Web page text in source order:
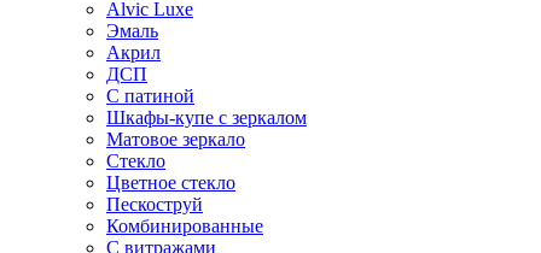
Alvic Luxe
Эмаль
Акрил
ДСП
С патиной
Шкафы-купе с зеркалом
Матовое зеркало
Стекло
Цветное стекло
Пескоструй
Комбинированные
С витражами